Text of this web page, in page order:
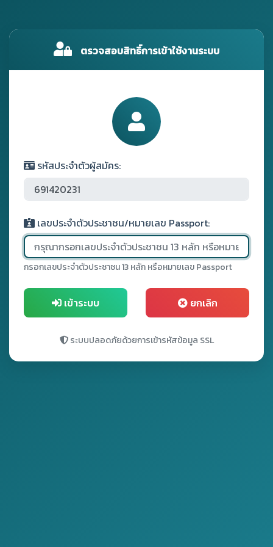
ตรวจสอบสิทธิ์การเข้าใช้งานระบบ
รหัสประจำตัวผู้สมัคร:
เลขประจำตัวประชาชน/หมายเลข Passport:
กรอกเลขประจำตัวประชาชน 13 หลัก หรือหมายเลข Passport
เข้าระบบ ยกเลิก
ระบบปลอดภัยด้วยการเข้ารหัสข้อมูล SSL